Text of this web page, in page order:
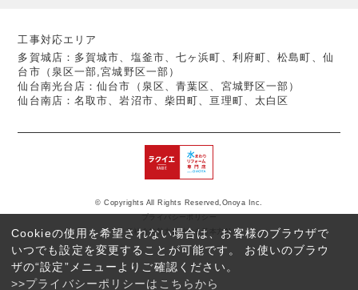
Cookieの使用を希望されない場合は、お客様のブラウザで
いつでも設定を変更することが可能です。 お使いのブラウ
ザの“設定”メニューよりご確認ください。
>>プライバシーポリシーはこちらから
反社会的勢力に対する基本方針
© Copyrights All Rights Reserved,Onoya Inc.
工事対応エリア
多賀城店：多賀城市、塩釜市、七ヶ浜町、利府町、松島町、仙
台市（泉区一部,宮城野区一部）
仙台南光台店：仙台市（泉区、青葉区、宮城野区一部）
仙台南店：名取市、岩沼市、柴田町、亘理町、太白区